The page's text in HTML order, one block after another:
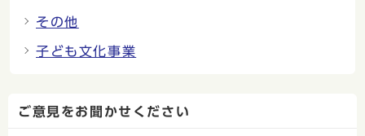
その他
子ども文化事業
ご意見をお聞かせください